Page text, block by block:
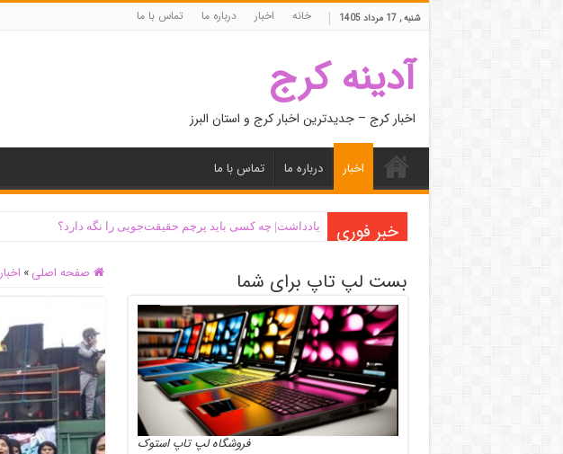
شنبه , 17 مرداد 1405 خانه اخبار درباره ما تماس با ما
آدینه کرج
اخبار کرج – جدیدترین اخبار کرج و استان البرز
اخبار درباره ما تماس با ما
خبر فوری یادداشت| ‌چه کسی باید پرچم حقیقت‌جویی را نگه دارد؟
صفحه اصلی » اخبار بست لپ تاپ برای شما
فروشگاه لپ تاپ استوک